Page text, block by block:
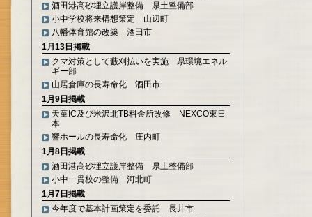
酒田港高砂埋立護岸整備 県土整備部
小中学校将来構想策定 山辺町
八幡体育館の改築 酒田市
1月13日掲載
クマ対策として藪刈払いを実施 県環境エネル
ギー部
山居倉庫の長寿命化 酒田市
1月9日掲載
天童IC及び米沢北TB料金所改修 NEXCO東日
本
響ホールの長寿命化 庄内町
1月8日掲載
酒田港高砂埋立護岸整備 県土整備部
小中一貫校の整備 河北町
1月7日掲載
今年度で基本計画策定を委託 長井市